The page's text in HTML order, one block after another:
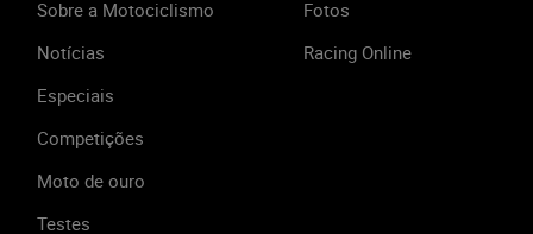
Sobre a Motociclismo
Notícias
Especiais
Competições
Moto de ouro
Testes
Fotos
Racing Online